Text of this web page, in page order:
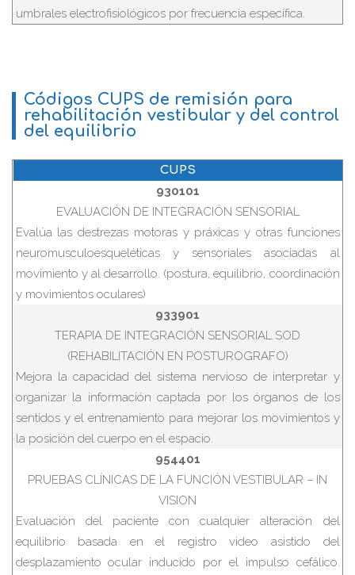
umbrales electrofisiológicos por frecuencia específica.
Códigos CUPS de remisión para
rehabilitación vestibular y del control
del equilibrio
CUPS
930101
EVALUACIÓN DE INTEGRACIÓN SENSORIAL
Evalúa las destrezas motoras y práxicas y otras funciones
neuromusculoesqueléticas y sensoriales asociadas al
movimiento y al desarrollo. (postura, equilibrio, coordinación
y movimientos oculares)
933901
TERAPIA DE INTEGRACIÓN SENSORIAL SOD
(REHABILITACIÓN EN POSTUROGRAFO)
Mejora la capacidad del sistema nervioso de interpretar y
organizar la información captada por los órganos de los
sentidos y el entrenamiento para mejorar los movimientos y
la posición del cuerpo en el espacio.
954401
PRUEBAS CLÍNICAS DE LA FUNCIÓN VESTIBULAR – IN
VISION
Evaluación del paciente con cualquier alteración del
equilibrio basada en el registro video asistido del
desplazamiento ocular inducido por el impulso cefálico.